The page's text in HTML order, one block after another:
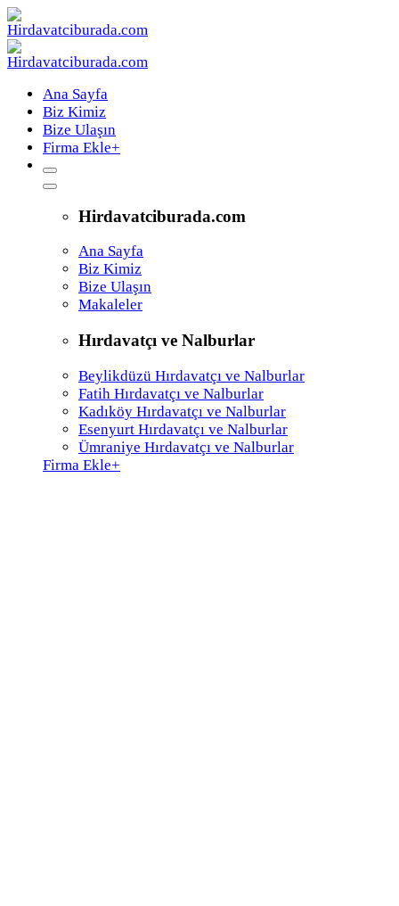
Ana Sayfa
Biz Kimiz
Bize Ulaşın
Firma Ekle+
Hirdavatciburada.com
Ana Sayfa
Biz Kimiz
Bize Ulaşın
Makaleler
Hırdavatçı ve Nalburlar
Beylikdüzü Hırdavatçı ve Nalburlar
Fatih Hırdavatçı ve Nalburlar
Kadıköy Hırdavatçı ve Nalburlar
Esenyurt Hırdavatçı ve Nalburlar
Ümraniye Hırdavatçı ve Nalburlar
Firma Ekle+